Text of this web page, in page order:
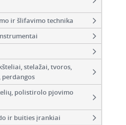
ir šlifavimo technika
stelažai, tvoros,
polistirolo pjovimo
ir buities įrankiai